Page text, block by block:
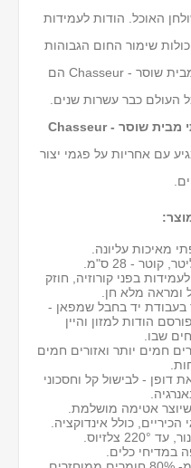
האוכל. הודות לעמידות
שימור החום הגבוהות
והחן שלהם, סירי הברזל היצוק מבית שוסר - Chasseur הם
העולם כבר עשרות שנים.
השקעה בסיר ברזל יצוק צרפתי מבית שוסר - Chasseur
עם אחריות על פגמי יצור
מאיכות עליונה.
בפני קורוזיה, חוזק
ומראה מלא חן.
בעבודת יד בחבל שמפאן -
הודות למזון והיין
שבו.
חמים יותר ואזורים חמים
דופן - לבישול קל וחסכוני
אטימה מושלמת.
כולל אינדוקציה.
צלזיוס.
במדיחי כלים.